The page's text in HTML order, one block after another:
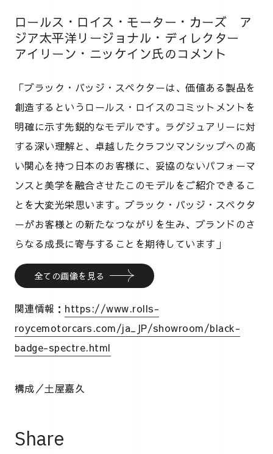
ロールス・ロイス・モーター・カーズ ア
ジア太平洋リージョナル・ディレクター
アイリーン・ニッケイン氏のコメント
「ブラック・バッジ・スペクターは、価値ある製品を
創造するというロールス・ロイスのコミットメントを
明確に示す先鋭的なモデルです。ラグジュアリーに対
する深い理解と、卓越したクラフツマンシップへの高
い関心を持つ日本のお客様に、妥協のないパフォーマ
ンスと美学を融合させたこのモデルをご紹介できるこ
とを大変光栄思います。ブラック・バッジ・スペクタ
ーがお客様との新たなつながりを生み、ブランドのさ
らなる成長に寄与することを期待しています」
全ての画像を見る
関連情報： https://www.rolls-
roycemotorcars.com/ja_JP/showroom/black-
badge-spectre.html
構成／土屋嘉久
Share